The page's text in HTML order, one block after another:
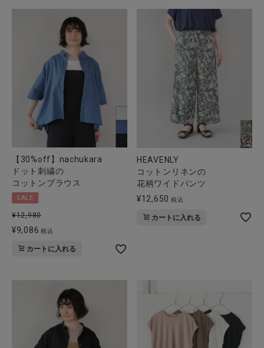
【30%off】nachukara
ドット刺繍の
コットンブラウス
SALE
¥12,980
¥9,086 税込
カートに入れる
HEAVENLY
コットンリネンの
花柄ワイドパンツ
¥12,650 税込
カートに入れる